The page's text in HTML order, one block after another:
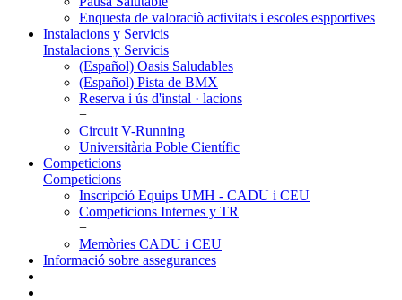
Enquesta de valoraciò activitats i escoles espportives
Instalacions y Servicis
Instalacions y Servicis
(Español) Oasis Saludables
(Español) Pista de BMX
Reserva i ús d'instal · lacions
+
Circuit V-Running
Universitària Poble Científic
Competicions
Competicions
Inscripció Equips UMH - CADU i CEU
Competicions Internes y TR
+
Memòries CADU i CEU
Informació sobre assegurances